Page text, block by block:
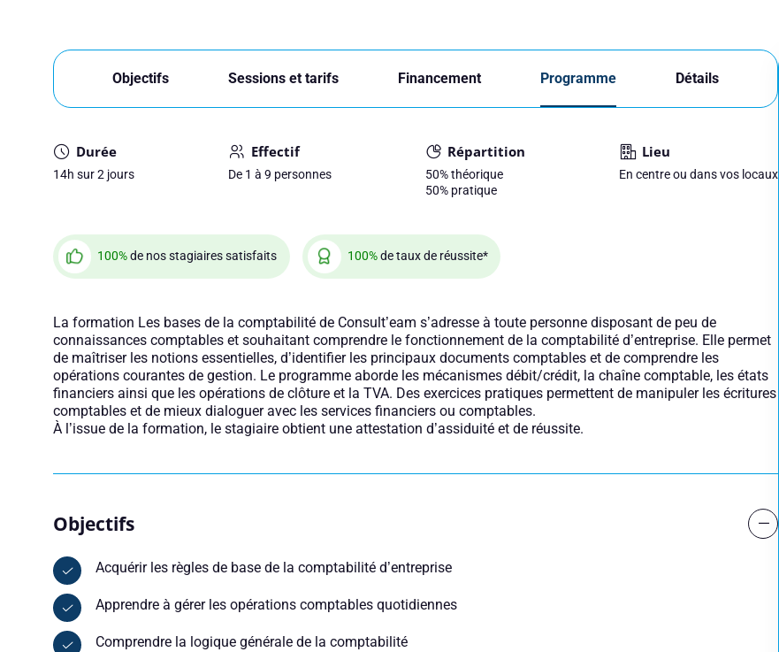
Objectifs Sessions et tarifs Financement Programme Détails
Durée
14h sur 2 jours
Effectif
De 1 à 9 personnes
Répartition
50%théorique
50%pratique
Lieu
En centre ou dans vos locaux
100%de nos stagiaires satisfaits 100%de taux de réussite*
La formation Les bases de la comptabilité de Consult’eam s’adresse à toute personne disposant de peu de
connaissances comptables et souhaitant comprendre le fonctionnement de la comptabilité d’entreprise. Elle permet
de maîtriser les notions essentielles, d’identifier les principaux documents comptables et de comprendre les
opérations courantes de gestion. Le programme aborde les mécanismes débit/crédit, la chaîne comptable, les états
financiers ainsi que les opérations de clôture et la TVA. Des exercices pratiques permettent de manipuler les écritures
comptables et de mieux dialoguer avec les services financiers ou comptables.
À l’issue de la formation, le stagiaire obtient une attestation d’assiduité et de réussite.
Objectifs
Acquérir les règles de base de la comptabilité d’entreprise
Apprendre à gérer les opérations comptables quotidiennes
Comprendre la logique générale de la comptabilitéRéserver une session